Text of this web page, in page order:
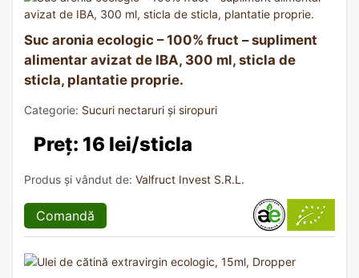
Suc aronia ecologic – 100% fruct – supliment
alimentar avizat de IBA, 300 ml, sticla de
sticla, plantatie proprie.
Categorie: Sucuri nectaruri și siropuri
Preț: 16 lei/sticla
Produs și vândut de: Valfruct Invest S.R.L.
Comandă